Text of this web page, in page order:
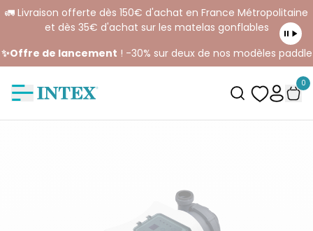
🚛 Livraison offerte dès 150€ d'achat en France Métropolitaine
et dès 35€ d'achat sur les matelas gonflables
✨Offre de lancement ! -30% sur deux de nos modèles paddle
0